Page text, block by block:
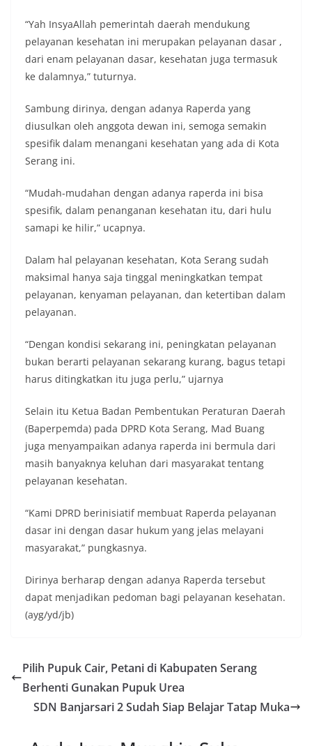
“Yah InsyaAllah pemerintah daerah mendukung
pelayanan kesehatan ini merupakan pelayanan dasar ,
dari enam pelayanan dasar, kesehatan juga termasuk
ke dalamnya,” tuturnya.
Sambung dirinya, dengan adanya Raperda yang
diusulkan oleh anggota dewan ini, semoga semakin
spesifik dalam menangani kesehatan yang ada di Kota
Serang ini.
“Mudah-mudahan dengan adanya raperda ini bisa
spesifik, dalam penanganan kesehatan itu, dari hulu
samapi ke hilir,” ucapnya.
Dalam hal pelayanan kesehatan, Kota Serang sudah
maksimal hanya saja tinggal meningkatkan tempat
pelayanan, kenyaman pelayanan, dan ketertiban dalam
pelayanan.
“Dengan kondisi sekarang ini, peningkatan pelayanan
bukan berarti pelayanan sekarang kurang, bagus tetapi
harus ditingkatkan itu juga perlu,” ujarnya
Selain itu Ketua Badan Pembentukan Peraturan Daerah
(Baperpemda) pada DPRD Kota Serang, Mad Buang
juga menyampaikan adanya raperda ini bermula dari
masih banyaknya keluhan dari masyarakat tentang
pelayanan kesehatan.
“Kami DPRD berinisiatif membuat Raperda pelayanan
dasar ini dengan dasar hukum yang jelas melayani
masyarakat,” pungkasnya.
Dirinya berharap dengan adanya Raperda tersebut
dapat menjadikan pedoman bagi pelayanan kesehatan.
(ayg/yd/jb)
Pilih Pupuk Cair, Petani di Kabupaten Serang
Berhenti Gunakan Pupuk Urea
SDN Banjarsari 2 Sudah Siap Belajar Tatap Muka